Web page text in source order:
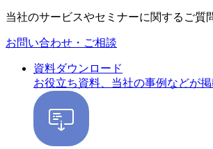
当社のサービスやセミナーに関するご質
お問い合わせ・ご相談
資料ダウンロード
お役立ち資料、当社の事例などが